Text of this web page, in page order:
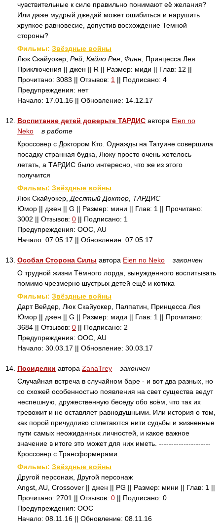
чувствительные к силе правильно понимают её желания?
Или даже мудрый джедай может ошибиться и нарушить
хрупкое равновесие, допустив восхождение Темной
стороны?
Фильмы: Звёздные войны
Люк Скайуокер, Рей Кайло Рен Финн , Принцесса Лея
Приключения || джен || R || Размер: миди || Глав: 12 ||
Прочитано: 3083 || Отзывов: 1 || Подписано: 4
Предупреждения: нет
Начало: 17.01.16 || Обновление: 14.12.17
12. Воспитание детей доверьте ТАРДИС автора Eien no
Neko
в работе
Кроссовер с Доктором Кто. Однажды на Татуине совершила
посадку странная будка, Люку просто очень хотелось
летать, а ТАРДИС было интересно, что же из этого
получится
Фильмы: Звёздные войны
Люк Скайуокер, Десятый Доктор ТАРДИС
Юмор || джен || G || Размер: мини || Глав: 1 || Прочитано:
3002 || Отзывов: 0 || Подписано: 1
Предупреждения: ООС, AU
Начало: 07.05.17 || Обновление: 07.05.17
13. Особая Сторона Силы автора Eien no Neko
закончен
О трудной жизни Тёмного лорда, вынужденного воспитывать
помимо чрезмерно шустрых детей ещё и котика
Фильмы: Звёздные войны
Дарт Вейдер, Люк Скайуокер, Палпатин, Принцесса Лея
Юмор || джен || G || Размер: миди || Глав: 1 || Прочитано:
3684 || Отзывов: 0 || Подписано: 2
Предупреждения: ООС, AU
Начало: 30.03.17 || Обновление: 30.03.17
14. Посиделки автора ZanaTrey
закончен
Случайная встреча в случайном баре - и вот два разных, но
со схожей особенностью появления на свет существа ведут
неспешную, дружественную беседу обо всём, что так их
тревожит и не оставляет равнодушными. Или история о том,
как порой причудливо сплетаются нити судьбы и жизненные
пути самых неожиданных личностей, и какое важное
значение в итоге это может для них иметь. ---------------------
Кроссовер с Трансформерами.
Фильмы: Звёздные войны
Другой персонаж, Другой персонаж
Angst, AU, Crossover || джен || PG || Размер: мини || Глав: 1 ||
Прочитано: 2701 || Отзывов: 0 || Подписано: 0
Предупреждения: ООС
Начало: 08.11.16 || Обновление: 08.11.16